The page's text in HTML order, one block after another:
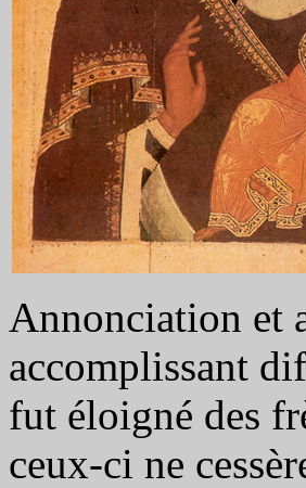
Annonciation et
accomplissant
fut éloigné des
ceux-ci ne